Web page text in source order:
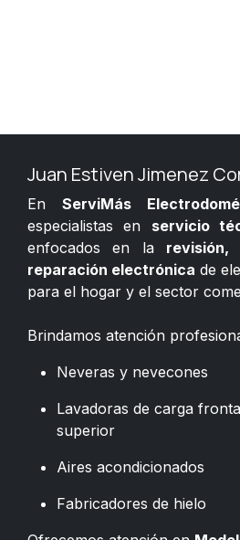
Juan Estiven Jimenez
En ServiMás
especialistas en servicio
enfocados en la revisión,
reparación electrónica de
para el hogar y el sector
Brindamos atención
Neveras y nevecones
Lavadoras de carga
superior
Aires acondicionados
Fabricadores de hielo